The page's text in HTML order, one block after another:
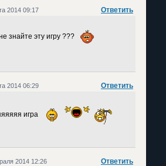
Ответить
2014 09:17
знайте эту игру ???
Ответить
2014 06:29
игра
Ответить
2014 12:26